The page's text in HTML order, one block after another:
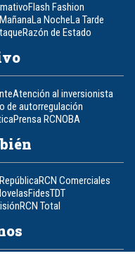
Flash Fashion
La NocheLa Tarde
Razón de Estado
Atención al inversionista
de autorregulación
Prensa RCNOBA
RCN Comerciales
FidesTDT
RCN Total